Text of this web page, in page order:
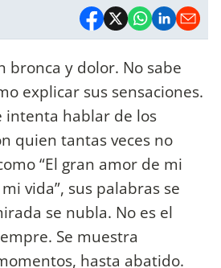
bronca y dolor. No sabe
explicar sus sensaciones.
intenta hablar de los
quien tantas veces no
“El gran amor de mi
vida”, sus palabras se
se nubla. No es el
Se muestra
hasta abatido.